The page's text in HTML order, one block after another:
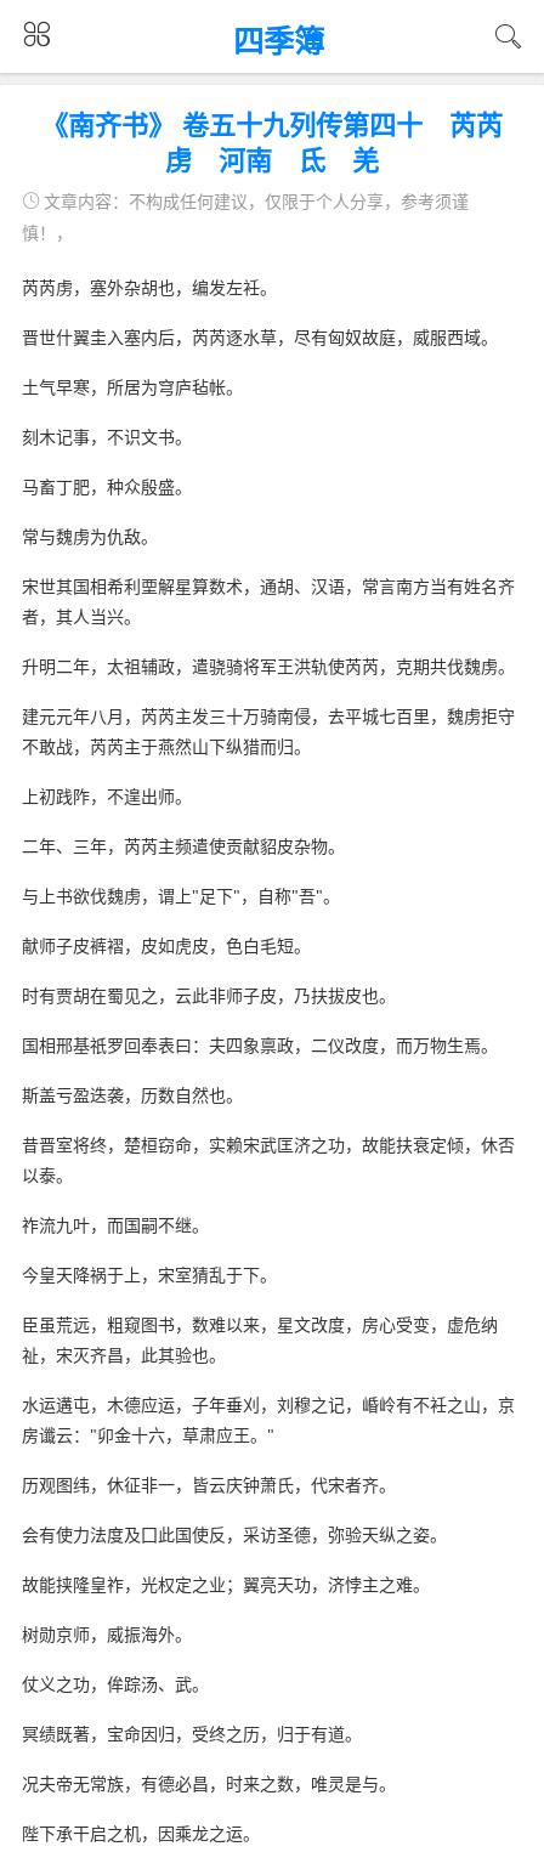
四季簿
《南齐书》 卷五十九列传第四十 芮芮
虏 河南 氐 羌
文章内容：不构成任何建议，仅限于个人分享，参考须谨
慎！，
芮芮虏，塞外杂胡也，编发左衽。
晋世什翼圭入塞内后，芮芮逐水草，尽有匈奴故庭，威服西域。
土气早寒，所居为穹庐毡帐。
刻木记事，不识文书。
马畜丁肥，种众殷盛。
常与魏虏为仇敌。
宋世其国相希利垔解星算数术，通胡、汉语，常言南方当有姓名齐
者，其人当兴。
升明二年，太祖辅政，遣骁骑将军王洪轨使芮芮，克期共伐魏虏。
建元元年八月，芮芮主发三十万骑南侵，去平城七百里，魏虏拒守
不敢战，芮芮主于燕然山下纵猎而归。
上初践阼，不遑出师。
二年、三年，芮芮主频遣使贡献貂皮杂物。
与上书欲伐魏虏，谓上"足下"，自称"吾"。
献师子皮裤褶，皮如虎皮，色白毛短。
时有贾胡在蜀见之，云此非师子皮，乃扶拔皮也。
国相邢基祇罗回奉表曰：夫四象禀政，二仪改度，而万物生焉。
斯盖亏盈迭袭，历数自然也。
昔晋室将终，楚桓窃命，实赖宋武匡济之功，故能扶衰定倾，休否
以泰。
祚流九叶，而国嗣不继。
今皇天降祸于上，宋室猜乱于下。
臣虽荒远，粗窥图书，数难以来，星文改度，房心受变，虚危纳
祉，宋灭齐昌，此其验也。
水运遘屯，木德应运，子年垂刈，刘穆之记，崏岭有不衽之山，京
房谶云："卯金十六，草肃应王。"
历观图纬，休征非一，皆云庆钟萧氏，代宋者齐。
会有使力法度及囗此国使反，采访圣德，弥验天纵之姿。
故能挟隆皇祚，光权定之业；翼亮天功，济悖主之难。
树勋京师，威振海外。
仗义之功，侔踪汤、武。
冥绩既著，宝命因归，受终之历，归于有道。
况夫帝无常族，有德必昌，时来之数，唯灵是与。
陛下承干启之机，因乘龙之运。